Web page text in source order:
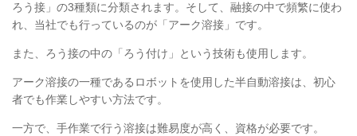
ろう接」の3種類に分類されます。そして、融接の中で頻繁に使わ
れ、当社でも行っているのが「アーク溶接」です。
また、ろう接の中の「ろう付け」という技術も使用します。
アーク溶接の一種であるロボットを使用した半自動溶接は、初心
者でも作業しやすい方法です。
一方で、手作業で行う溶接は難易度が高く、資格が必要です。